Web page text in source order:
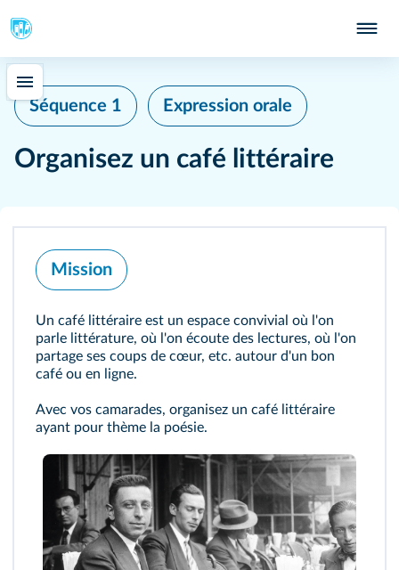
Séquence 1 Expression orale
Organisez un café littéraire
Mission
Un café littéraire est un espace convivial où l'on
parle littérature, où l'on écoute des lectures, où l'on
partage ses coups de cœur, etc. autour d'un bon
café ou en ligne.
Avec vos camarades, organisez un café littéraire
ayant pour thème la poésie.